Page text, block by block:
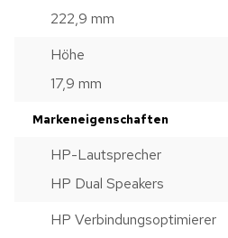
222,9 mm
Höhe
17,9 mm
Markeneigenschaften
HP-Lautsprecher
HP Dual Speakers
HP Verbindungsoptimierer